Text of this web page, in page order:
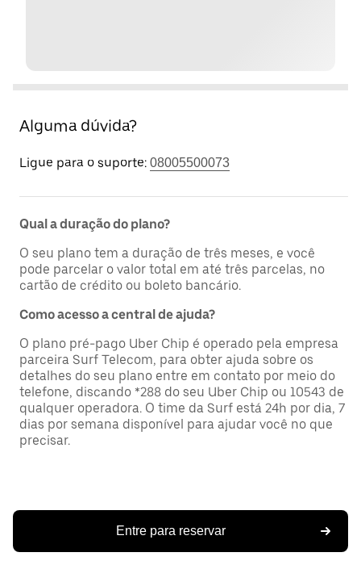
Alguma dúvida?
Ligue para o suporte: 08005500073
Qual a duração do plano?
O seu plano tem a duração de três meses, e você
pode parcelar o valor total em até três parcelas, no
cartão de crédito ou boleto bancário.
Como acesso a central de ajuda?
O plano pré-pago Uber Chip é operado pela empresa
parceira Surf Telecom, para obter ajuda sobre os
detalhes do seu plano entre em contato por meio do
telefone, discando *288 do seu Uber Chip ou 10543 de
qualquer operadora. O time da Surf está 24h por dia, 7
dias por semana disponível para ajudar você no que
precisar.
Entre para reservar